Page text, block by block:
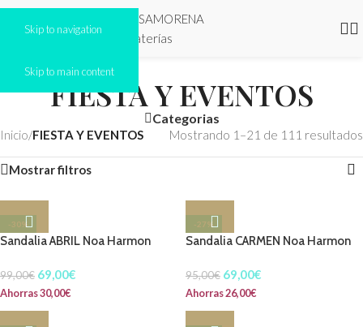
Skip to navigation
Skip to main content
FIESTA Y EVENTOS
Categorias
Inicio/FIESTA Y EVENTOS Mostrando 1–21 de 111 resultados
Mostrar filtros
-30%
Sandalia ABRIL Noa Harmon
99,00€ 69,00€
Ahorras30,00€
-27%
Sandalia CARMEN Noa Harmon
95,00€ 69,00€
Ahorras26,00€